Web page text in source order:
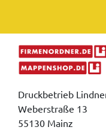
Druckbetrieb
Weberstraße 13
55130 Mainz